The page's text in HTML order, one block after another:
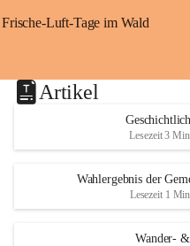
Frische-Luft-Tage im Wald
Artikel
Lesezeit 3
Wahlergebnis der
Lesezeit 1
Wander-